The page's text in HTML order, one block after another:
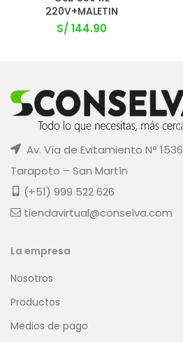
220V+MALETIN
S/ 144.90
Av. Vía de Evitamiento N° 1536
Tarapoto – San Martín
(+51) 999 522 626
tiendavirtual@conselva.com
La empresa
Nosotros
Productos
Medios de pago